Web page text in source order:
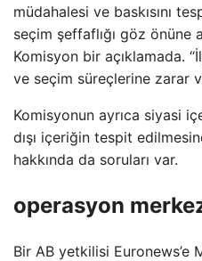
müdahalesi ve baskısını
seçim şeffaflığı göz önüne
Komisyon bir açıklamada.
ve seçim süreçlerine zarar
Komisyonun ayrıca siyasi
dışı içeriğin tespit
hakkında da soruları var.
operasyon
Bir AB yetkilisi Euronews’e